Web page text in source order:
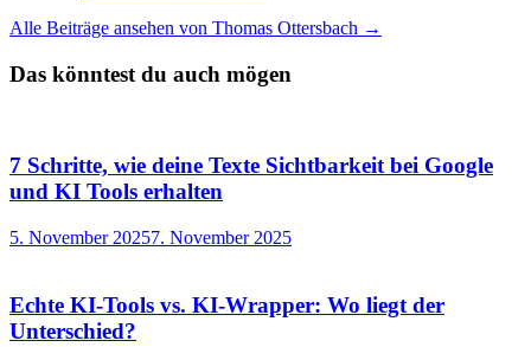
Alle Beiträge ansehen von Thomas Ottersbach →
Das könntest du auch mögen
7 Schritte, wie deine Texte Sichtbarkeit bei Google
und KI Tools erhalten
5. November 20257. November 2025
Echte KI-Tools vs. KI-Wrapper: Wo liegt der
Unterschied?